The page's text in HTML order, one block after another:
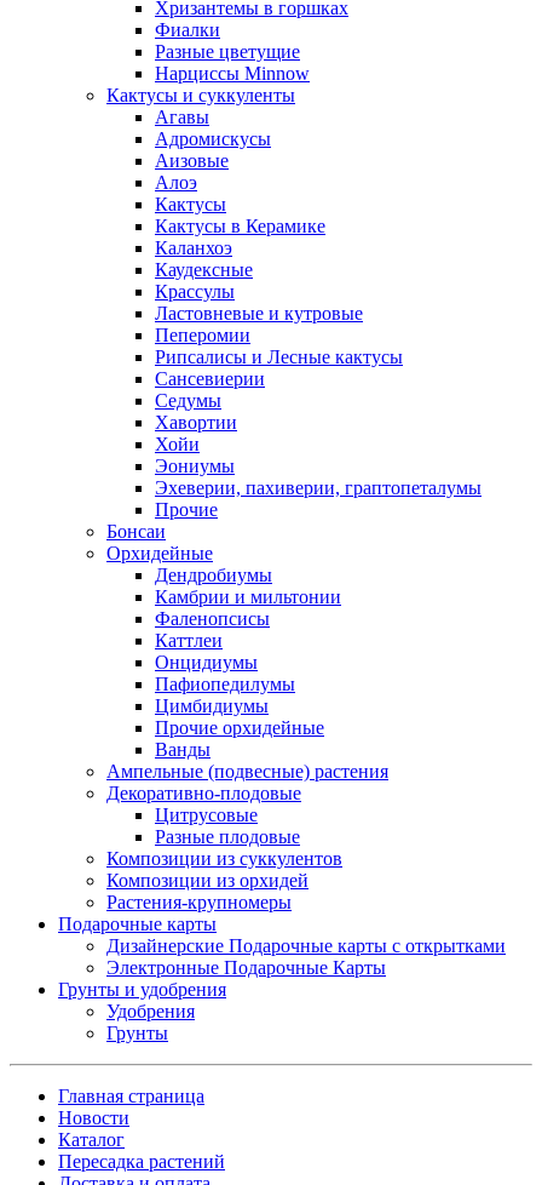
Хризантемы в горшках
Фиалки
Разные цветущие
Нарциссы Minnow
Кактусы и суккуленты
Агавы
Адромискусы
Аизовые
Алоэ
Кактусы
Кактусы в Керамике
Каланхоэ
Каудексные
Крассулы
Ластовневые и кутровые
Пеперомии
Рипсалисы и Лесные кактусы
Сансевиерии
Седумы
Хавортии
Хойи
Эониумы
Эхеверии, пахиверии, граптопеталумы
Прочие
Бонсаи
Орхидейные
Дендробиумы
Камбрии и мильтонии
Фаленопсисы
Каттлеи
Онцидиумы
Пафиопедилумы
Цимбидиумы
Прочие орхидейные
Ванды
Ампельные (подвесные) растения
Декоративно-плодовые
Цитрусовые
Разные плодовые
Композиции из суккулентов
Композиции из орхидей
Растения-крупномеры
Подарочные карты
Дизайнерские Подарочные карты с открытками
Электронные Подарочные Карты
Грунты и удобрения
Удобрения
Грунты
Главная страница
Новости
Каталог
Пересадка растений